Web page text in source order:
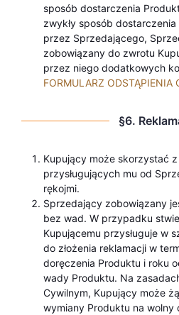
sposób dostarczenia
zwykły sposób
przez Sprzedającego,
zobowiązany do zwrotu
przez niego dodatkowych
FORMULARZ ODSTĄPIENIA
§6.
Kupujący może skorzystać
przysługujących mu od
rękojmi.
Sprzedający zobowiązany
bez wad. W przypadku
Kupującemu przysługuje w
do złożenia reklamacji w
doręczenia Produktu i roku
wady Produktu. Na
Cywilnym, Kupujący może
wymiany Produktu na wolny